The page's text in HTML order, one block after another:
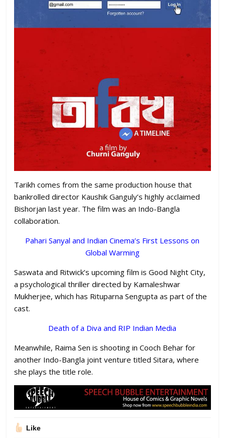
Tarikh comes from the same production house that
bankrolled director Kaushik Ganguly’s highly acclaimed
Bishorjan last year. The film was an Indo-Bangla
collaboration.
Pahari Sanyal and Indian Cinema’s First Lessons on
Global Warming
Saswata and Ritwick’s upcoming film is Good Night City,
a psychological thriller directed by Kamaleshwar
Mukherjee, which has Rituparna Sengupta as part of the
cast.
Death of a Diva and RIP Indian Media
Meanwhile, Raima Sen is shooting in Cooch Behar for
another Indo-Bangla joint venture titled Sitara, where
she plays the title role.
Like